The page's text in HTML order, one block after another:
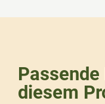
diesem